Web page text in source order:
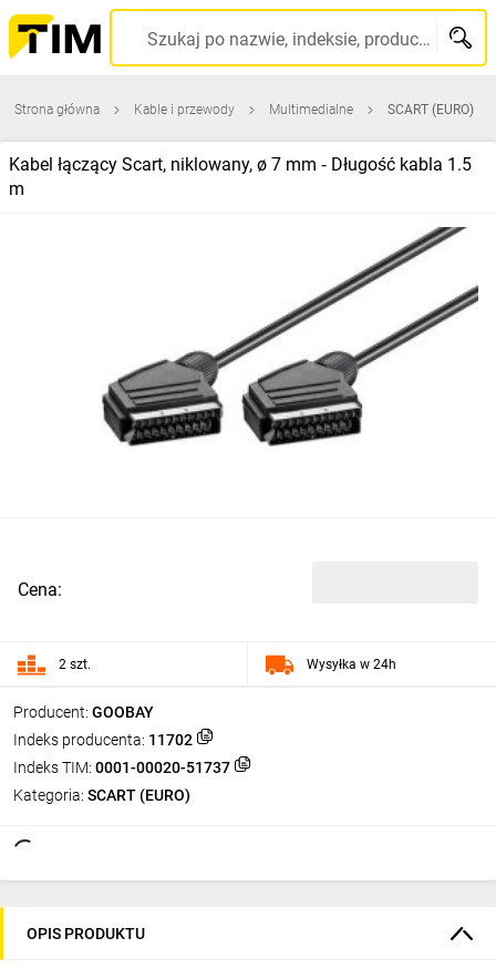
Szukaj po nazwie, indeksie, producencie, kodzie kreskowym...
Strona główna Kable i przewody Multimedialne SCART (EURO)
Kabel łączący Scart, niklowany, ø 7 mm ‑ Długość kabla 1.5
m
Producent: GOOBAY
Indeks producenta: 11702
Indeks TIM: 0001-00020-51737
Kategoria: SCART (EURO)
Cena:
2 szt. Wysyłka w 24h
OPIS PRODUKTU